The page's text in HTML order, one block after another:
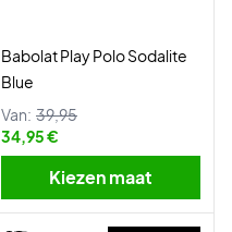
Babolat Play Polo Sodalite
Blue
Van: 39,95
34,95 €
Kiezen maat